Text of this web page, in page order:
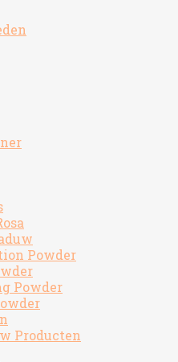
Powder
Powder
Producten